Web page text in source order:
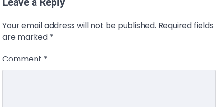
Leave a Reply
Your email address will not be published. Required fields
are marked *
Comment *